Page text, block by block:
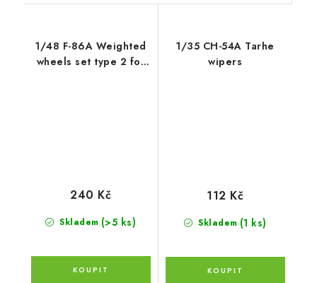
1/48 F-86A Weighted
wheels set type 2 for
Skladem (>5 ks)
240 Kč
1/35 CH-54A Tarhe
wipers
Skladem (1 ks)
112 Kč